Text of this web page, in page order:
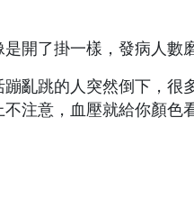
開了掛一樣，發病人數
亂跳的人突然倒下，很
注意，血壓就給你顏色